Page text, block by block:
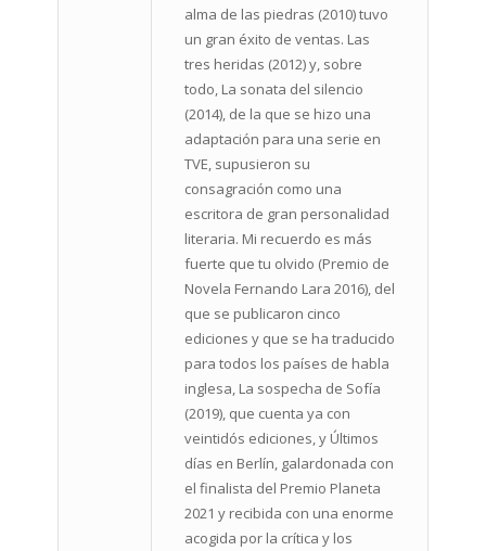
alma de las piedras (2010) tuvo
un gran éxito de ventas. Las
tres heridas (2012) y, sobre
todo, La sonata del silencio
(2014), de la que se hizo una
adaptación para una serie en
TVE, supusieron su
consagración como una
escritora de gran personalidad
literaria. Mi recuerdo es más
fuerte que tu olvido (Premio de
Novela Fernando Lara 2016), del
que se publicaron cinco
ediciones y que se ha traducido
para todos los países de habla
inglesa, La sospecha de Sofía
(2019), que cuenta ya con
veintidós ediciones, y Últimos
días en Berlín, galardonada con
el finalista del Premio Planeta
2021 y recibida con una enorme
acogida por la crítica y los